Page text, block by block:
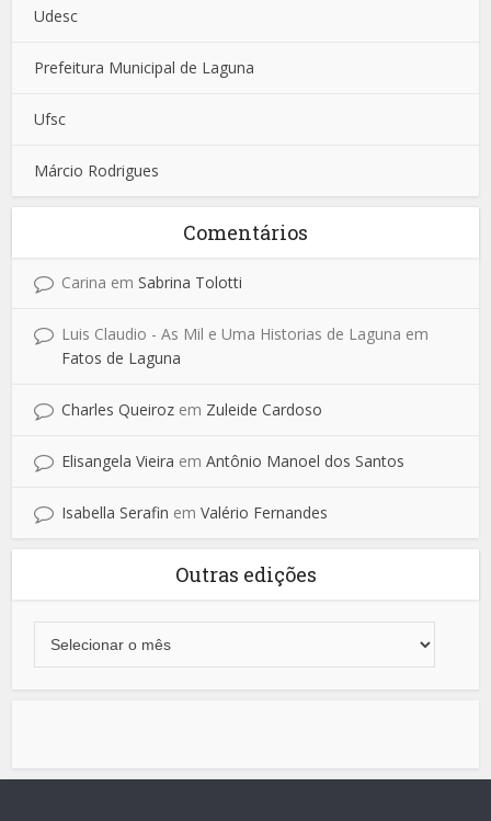
Udesc
Prefeitura Municipal de Laguna
Ufsc
Márcio Rodrigues
Comentários
Carina emSabrina Tolotti
Luis Claudio - As Mil e Uma Historias de Laguna em
Fatos de Laguna
Charles Queiroz em Zuleide Cardoso
Elisangela Vieira emAntônio Manoel dos Santos
Isabella Serafin emValério Fernandes
Outras edições